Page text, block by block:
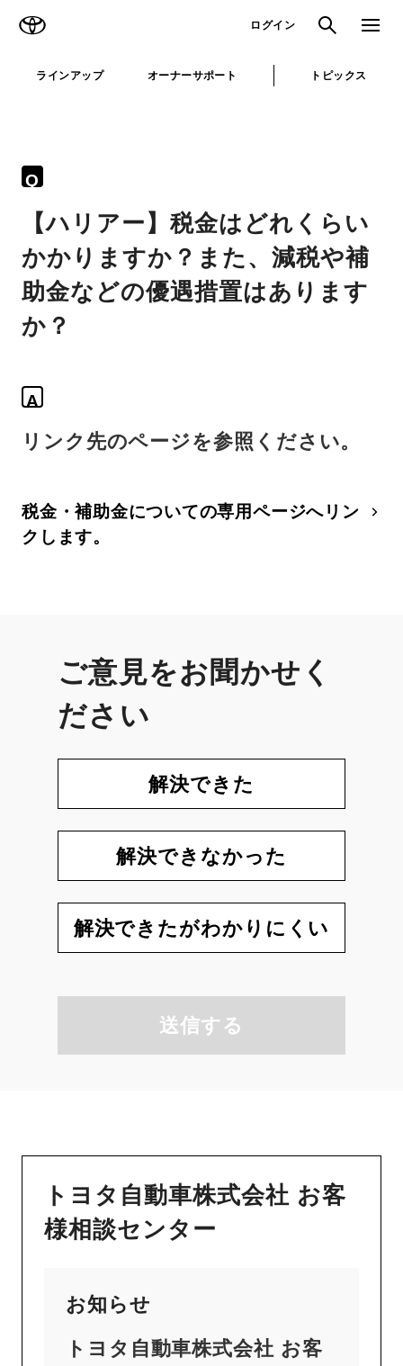
ログイン 検索 メニュ
ラインアップ オーナーサポート トピックス
Q
【ハリアー】税金はどれくらい
かかりますか？また、減税や補
助金などの優遇措置はあります
か？
A
リンク先のページを参照ください。
税金・補助金についての専用ページへリン
クします。
ご意見をお聞かせく
ださい
解決できた
解決できなかった
解決できたがわかりにくい
送信する
トヨタ自動車株式会社 お客
様相談センター
お知らせ
トヨタ自動車株式会社 お客